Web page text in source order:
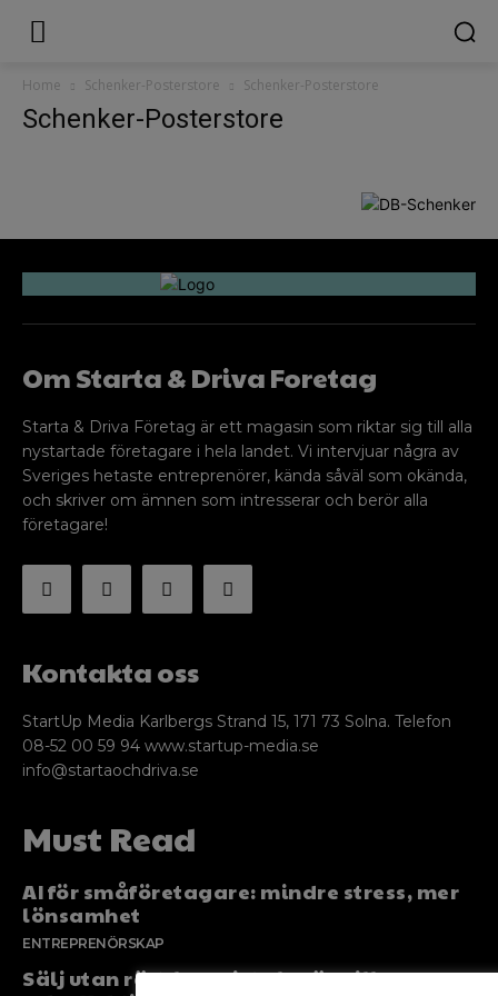
Home Schenker-Posterstore Schenker-Posterstore
Schenker-Posterstore
Om Starta & Driva Foretag
Starta & Driva Företag är ett magasin som riktar sig till alla
nystartade företagare i hela landet. Vi intervjuar några av
Sveriges hetaste entreprenörer, kända såväl som okända,
och skriver om ämnen som intresserar och berör alla
företagare!
Kontakta oss
StartUp Media Karlbergs Strand 15, 171 73 Solna. Telefon
08-52 00 59 94 www.startup-media.se
info@startaochdriva.se
Must Read
AI för småföretagare: mindre stress, mer
lönsamhet
ENTREPRENÖRSKAP
Sälj utan rädsla – Michels väg till trygg